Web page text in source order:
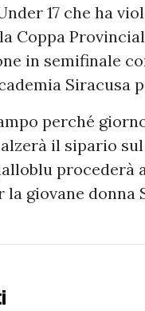
17 che ha
Coppa
in semifinale
Siracusa
perché
il sipario
procederà
la giovane donna